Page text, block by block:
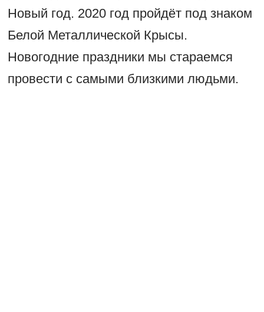
Новый год. 2020 год пройдёт под знаком
Белой Металлической Крысы.
Новогодние праздники мы стараемся
провести с самыми близкими людьми.